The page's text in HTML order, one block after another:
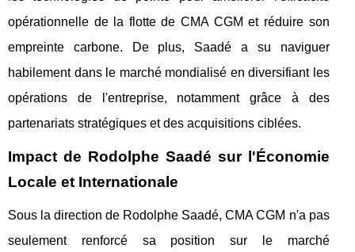
opérationnelle de la flotte de CMA CGM et réduire son
empreinte carbone. De plus, Saadé a su naviguer
habilement dans le marché mondialisé en diversifiant les
opérations de l'entreprise, notamment grâce à des
partenariats stratégiques et des acquisitions ciblées.
Impact de Rodolphe Saadé sur l'Économie
Locale et Internationale
Sous la direction de Rodolphe Saadé, CMA CGM n'a pas
seulement renforcé sa position sur le marché